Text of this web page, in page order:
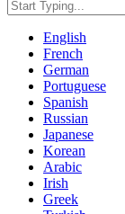
English
French
German
Portuguese
Spanish
Russian
Japanese
Korean
Arabic
Irish
Greek